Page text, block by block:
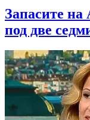
Запасите на
под две